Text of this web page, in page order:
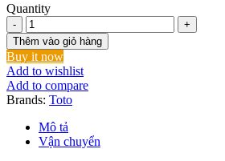
Quantity
Bồn
Cầu
TOTO
MS887RT3
(MS887T3)
Một
Khối
Nắp
TC385VS
Thêm vào giỏ hàng
Buy it now
Add to wishlist
Add to compare
Brands: Toto
Mô tả
Vận chuyển